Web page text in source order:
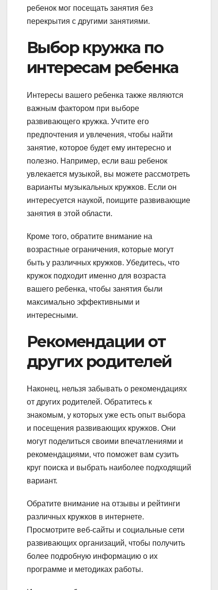
ребенок мог посещать занятия без
перекрытия с другими занятиями.
Выбор кружка по
интересам ребенка
Интересы вашего ребенка также являются
важным фактором при выборе
развивающего кружка. Учтите его
предпочтения и увлечения, чтобы найти
занятие, которое будет ему интересно и
полезно. Например, если ваш ребенок
увлекается музыкой, вы можете рассмотреть
варианты музыкальных кружков. Если он
интересуется наукой, поищите развивающие
занятия в этой области.
Кроме того, обратите внимание на
возрастные ограничения, которые могут
быть у различных кружков. Убедитесь, что
кружок подходит именно для возраста
вашего ребенка, чтобы занятия были
максимально эффективными и
интересными.
Рекомендации от
других родителей
Наконец, нельзя забывать о рекомендациях
от других родителей. Обратитесь к
знакомым, у которых уже есть опыт выбора
и посещения развивающих кружков. Они
могут поделиться своими впечатлениями и
рекомендациями, что поможет вам сузить
круг поиска и выбрать наиболее подходящий
вариант.
Обратите внимание на отзывы и рейтинги
различных кружков в интернете.
Просмотрите веб-сайты и социальные сети
развивающих организаций, чтобы получить
более подробную информацию о их
программе и методиках работы.